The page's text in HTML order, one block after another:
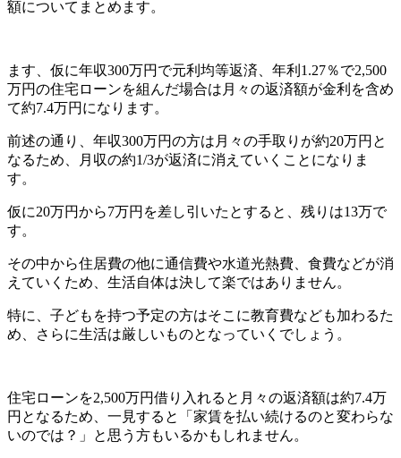
額についてまとめます。
ます、仮に年収300万円で元利均等返済、年利1.27％で2,500
万円の住宅ローンを組んだ場合は月々の返済額が金利を含め
て約7.4万円になります。
前述の通り、年収300万円の方は月々の手取りが約20万円と
なるため、月収の約1/3が返済に消えていくことになりま
す。
仮に20万円から7万円を差し引いたとすると、残りは13万で
す。
その中から住居費の他に通信費や水道光熱費、食費などが消
えていくため、生活自体は決して楽ではありません。
特に、子どもを持つ予定の方はそこに教育費なども加わるた
め、さらに生活は厳しいものとなっていくでしょう。
住宅ローンを2,500万円借り入れると月々の返済額は約7.4万
円となるため、一見すると「家賃を払い続けるのと変わらな
いのでは？」と思う方もいるかもしれません。